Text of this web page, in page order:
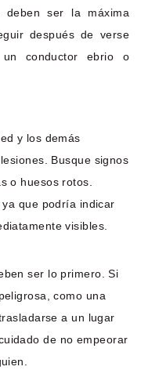
ser la máxima
después de verse
conductor ebrio o
y los demás
Busque signos
o huesos rotos.
que podría indicar
visibles.
ser lo primero. Si
como una
a un lugar
de no empeorar